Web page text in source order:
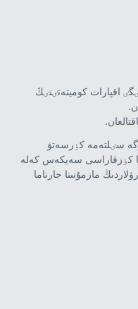
اقپارات كوميتەتٸنٸڭ
سٸلتەمە كٶرسەتۋ
كٶزقاراسى سەيكەس كەلە
مازمۇنىنا جارناما